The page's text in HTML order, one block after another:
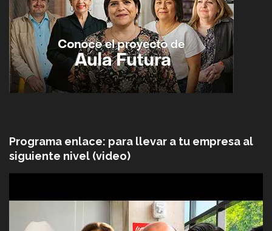
Programa enlace: para llevar a tu empresa al
siguiente nivel (video)